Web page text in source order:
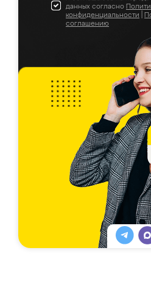
данных согласно
конфиденциальности
соглашению